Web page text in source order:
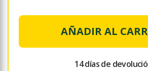
AÑADIR AL
14 días de